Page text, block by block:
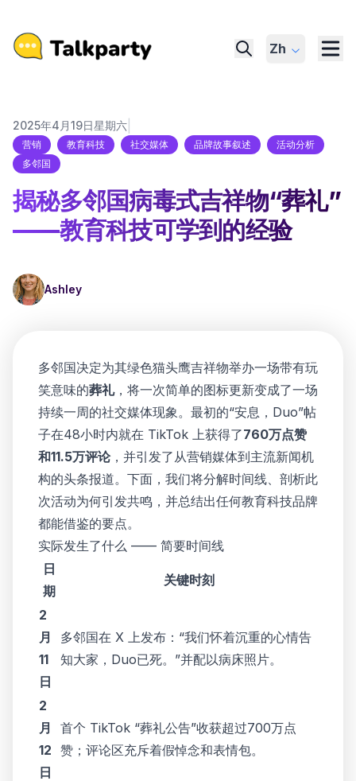
Zh
2025年4月19日星期六
营销 教育科技 社交媒体 品牌故事叙述
活动分析
多邻国
揭秘多邻国病毒式吉祥物“葬礼”
——教育科技可学到的经验
Ashley
多邻国决定为其绿色猫头鹰吉祥物举办一场带有玩
笑意味的葬礼，将一次简单的图标更新变成了一场
持续一周的社交媒体现象。最初的“安息，Duo”帖
子在48小时内就在 TikTok 上获得了760万点赞
和11.5万评论，并引发了从营销媒体到主流新闻机
构的头条报道。下面，我们将分解时间线、剖析此
次活动为何引发共鸣，并总结出任何教育科技品牌
都能借鉴的要点。
实际发生了什么 —— 简要时间线
日
期
关键时刻
2
月
11
日
多邻国在 X 上发布：“我们怀着沉重的心情告
知大家，Duo已死。”并配以病床照片。
2
月
12
日
首个 TikTok “葬礼公告”收获超过700万点
赞；评论区充斥着假悼念和表情包。